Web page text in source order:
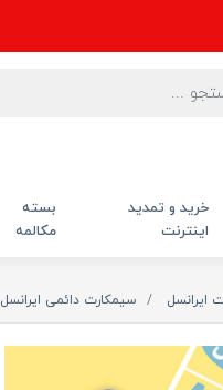
خرید و تمدید
اینترنت
بسته
مکالمه
ایرانسل سیمکارت دائمی ایرانسل